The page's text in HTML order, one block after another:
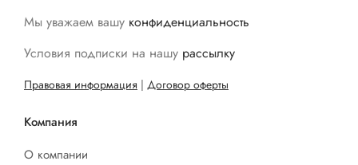
Мы уважаем вашу конфиденциальность
Условия подписки на нашу рассылку
Правовая информация | Договор оферты
Компания
О компании